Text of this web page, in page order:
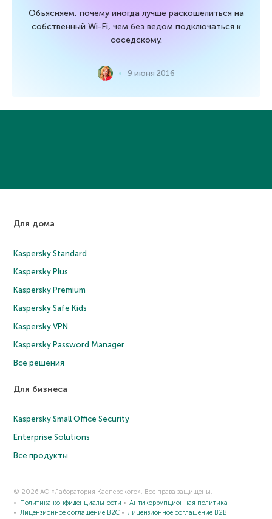
Объясняем, почему иногда лучше раскошелиться на
собственный Wi-Fi, чем без ведом подключаться к
соседскому.
9 июня 2016
Для дома
Kaspersky Standard
Kaspersky Plus
Kaspersky Premium
Kaspersky Safe Kids
Kaspersky VPN
Kaspersky Password Manager
Все решения
Для бизнеса
Kaspersky Small Office Security
Enterprise Solutions
Все продукты
© 2026 АО «Лаборатория Касперского». Все права защищены.
Политика конфиденциальности
Антикоррупционная политика
Лицензионное соглашение B2C
Лицензионное соглашение B2B